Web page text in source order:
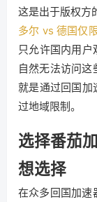
这是出于版权方
多尔 vs 德国仅
只允许国内用户
自然无法访问
就是通过回国加
过地域限制。
选择番茄
想选择
在众多回国加速